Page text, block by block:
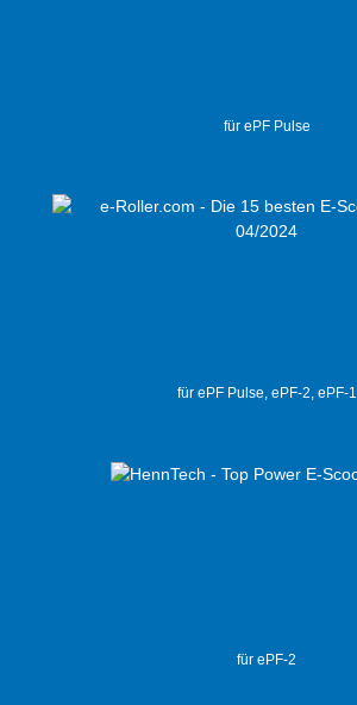
für ePF Pulse
für ePF Pulse, ePF-2, ePF-1
für ePF-2